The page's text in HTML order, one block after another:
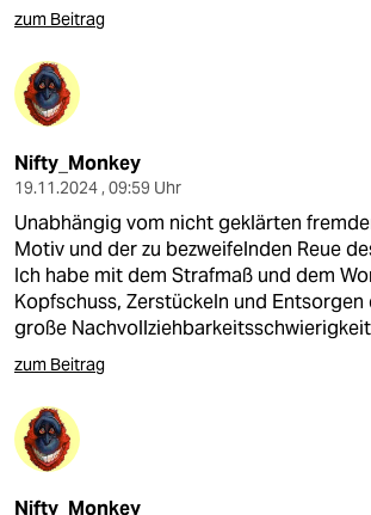
zum Beitrag
Nifty_Monkey
19.11.2024 , 09:59 Uhr
Unabhängig vom nicht geklärten
Motiv und der zu bezweifelnden Reue
Ich habe mit dem Strafmaß und dem
Kopfschuss, Zerstückeln und
große
zum Beitrag
Nifty_Monkey